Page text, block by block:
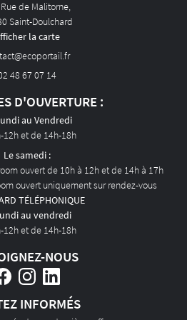
de Malitorne,
Saint-Doulchard
la carte
48 67 07 14
D'OUVERTURE :
au Vendredi
12h et de 14h-18h
Le samedi :
ouvert de 10h à 12h et de 14h à 17h
ouvert uniquement sur rendez-vous
TÉLÉPHONIQUE
au vendredi
12h et de 14h-18h
NOUS
INFORMÉS